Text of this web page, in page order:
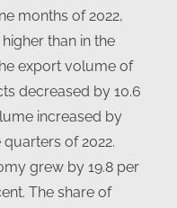
months of 2022,
than in the
export volume of
decreased by 10.6
increased by
of 2022.
grew by 19.8 per
The share of